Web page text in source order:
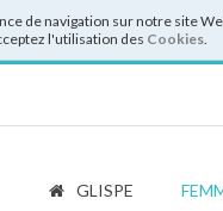
de navigation sur notre site
l'utilisation des Cookies.
GLISPE